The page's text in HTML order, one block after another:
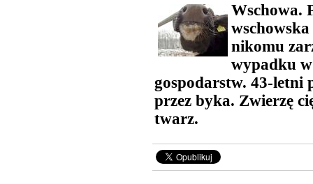
Wschowa.
nikomu
wypadku
gospodarstw. 43-letni
przez byka. Zwierzę
twarz.